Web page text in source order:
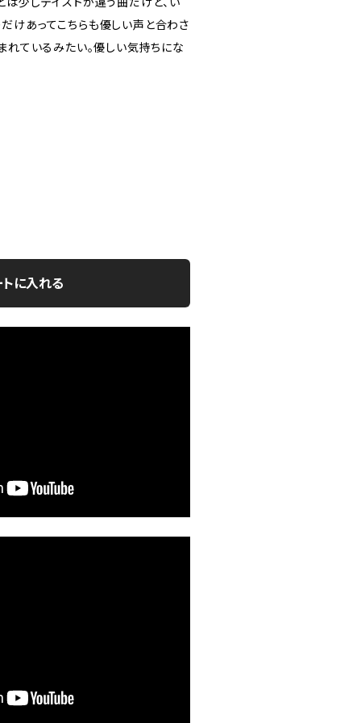
けあってこちらも優しい声と合わさ
れているみたい。優しい気持ちにな
に入れる